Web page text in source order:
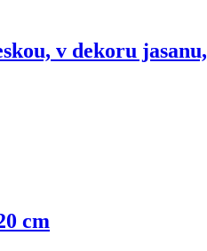
v dekoru
cm